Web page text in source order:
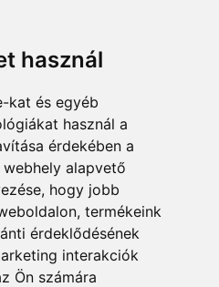
használ
kat és egyéb
használ a
érdekében a
webhely alapvető
, hogy jobb
, termékeink
érdeklődésének
interakciók
Ön számára